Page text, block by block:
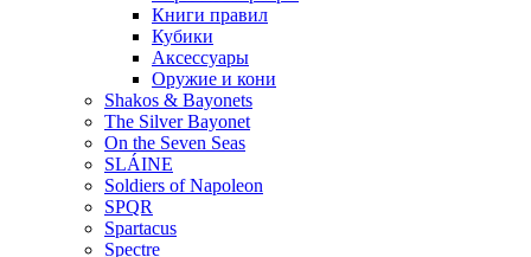
Книги правил
Кубики
Аксессуары
Оружие и кони
Shakos & Bayonets
The Silver Bayonet
On the Seven Seas
SLÁINE
Soldiers of Napoleon
SPQR
Spartacus
Spectre